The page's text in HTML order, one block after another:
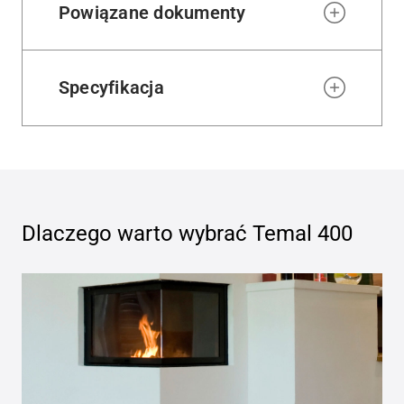
Powiązane dokumenty
Specyfikacja
Dlaczego warto wybrać Temal 400